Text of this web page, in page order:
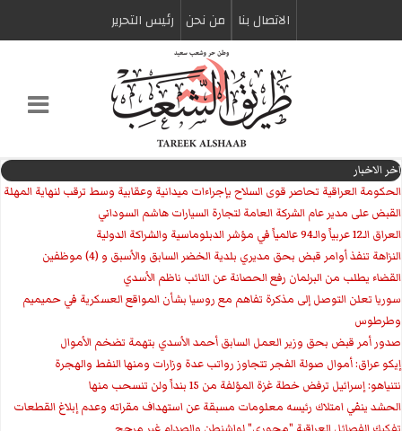
الاتصال بنا من نحن رئیس التحریر
اخر الاخبار
الحكومة العراقية تحاصر قوى السلاح بإجراءات ميدانية وعقابية وسط ترقب لنهاية المهلة
القبض على مدير عام الشركة العامة لتجارة السيارات هاشم السوداني
العراق الـ12 عربياً والـ94 عالمياً في مؤشر الدبلوماسية والشراكة الدولية
النزاهة تنفذ أوامر قبض بحق مديري بلدية الخضر السابق والأسبق و (4) موظفين
القضاء يطلب من البرلمان رفع الحصانة عن النائب ناظم الأسدي
سوريا تعلن التوصل إلى مذكرة تفاهم مع روسيا بشأن المواقع العسكرية في حميميم
وطرطوس
صدور أمر قبض بحق وزير العمل السابق أحمد الأسدي بتهمة تضخم الأموال
إيكو عراق: أموال صولة الفجر تتجاوز رواتب عدة وزارات ومنها النفط والهجرة
نتنياهو: إسرائيل ترفض خطة غزة المؤلفة من 15 بنداً ولن تنسحب منها
الحشد ينفي امتلاك رئيسه معلومات مسبقة عن استهداف مقراته وعدم إبلاغ القطعات